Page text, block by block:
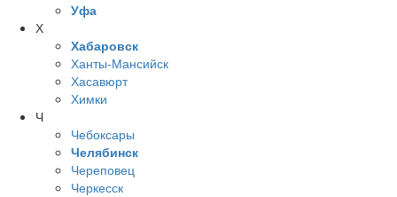
Уфа
Х
Хабаровск
Ханты-Мансийск
Хасавюрт
Химки
Ч
Чебоксары
Челябинск
Череповец
Черкесск